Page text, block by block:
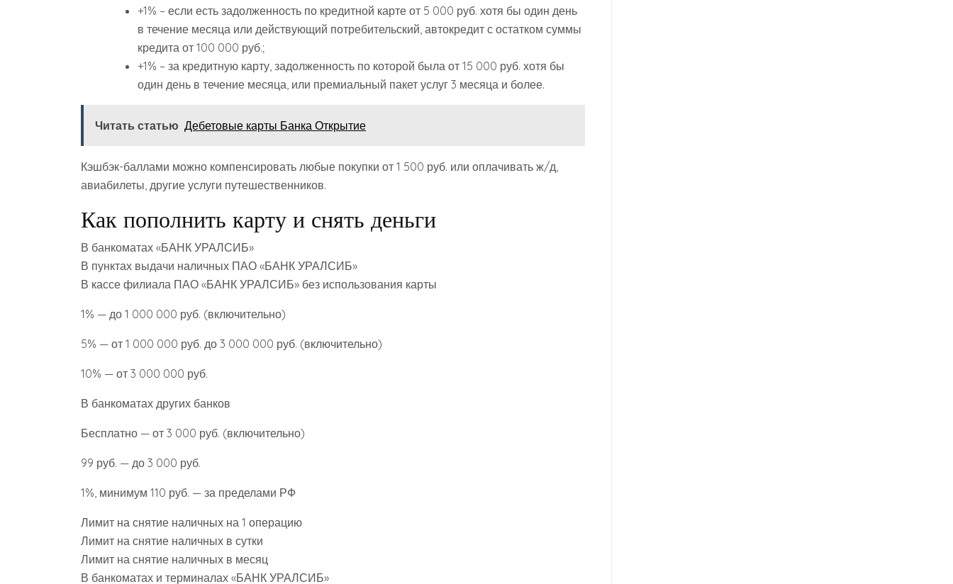
+1% – если есть задолженность по кредитной карте от 5 000 руб. хотя бы один день
в течение месяца или действующий потребительский, автокредит с остатком суммы
кредита от 100 000 руб.;
+1% – за кредитную карту, задолженность по которой была от 15 000 руб. хотя бы
один день в течение месяца, или премиальный пакет услуг 3 месяца и более.
Читать статью Дебетовые карты Банка Открытие
Кэшбэк-баллами можно компенсировать любые покупки от 1 500 руб. или оплачивать ж/д,
авиабилеты, другие услуги путешественников.
Как пополнить карту и снять деньги
В банкоматах «БАНК УРАЛСИБ»
В пунктах выдачи наличных ПАО «БАНК УРАЛСИБ»
В кассе филиала ПАО «БАНК УРАЛСИБ» без использования карты
1% — до 1 000 000 руб. (включительно)
5% — от 1 000 000 руб. до 3 000 000 руб. (включительно)
10% — от 3 000 000 руб.
В банкоматах других банков
Бесплатно — от 3 000 руб. (включительно)
99 руб. — до 3 000 руб.
1%, минимум 110 руб. — за пределами РФ
Лимит на снятие наличных на 1 операцию
Лимит на снятие наличных в сутки
Лимит на снятие наличных в месяц
В банкоматах и терминалах «БАНК УРАЛСИБ»